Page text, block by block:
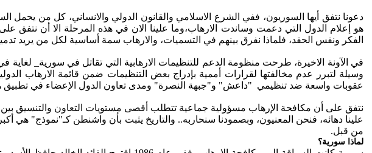
دعونا نتفق أيها السوريون، ففي الشرع الاسلامي والقانون الدولي والانساني، كل من يحمل
هو إعلام الدول التي دعمت وساندت الارهاب،وما علينا الان في هذه المرحلة الا أن
الفكر ونفس الحقد، فلماذا نفرق بينهم في التسميات، والارهاب سمة أساسية لكل من يريد
في الآونة الاخيرة، طرحت منظومة الدعم للتنظيمات الارهابية التي تقاتل في سورية_
عقوبات واسعة ضد تنظيمي "داعش" و"جبهة النصرة" ومدى تعاون الدول الإعضاء في تطبيق
نتفق على أن مكافحة الإرهاب مسؤولية جماعية تتطلب أقصى مستويات التعاون والتنسيق
علينا دهائه، فنحن المعنيون، وبصمودنا سنحاربه.. والتاريخ يثبت بأن واشنطن كـ"نموذج" هي
من قبل.
لماذا سورية؟